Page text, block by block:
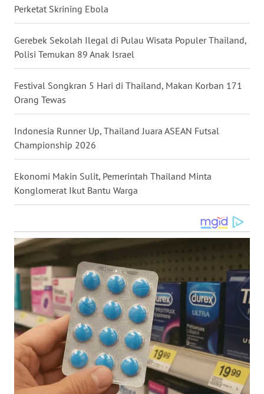
Perketat Skrining Ebola
Gerebek Sekolah Ilegal di Pulau Wisata Populer Thailand,
Polisi Temukan 89 Anak Israel
Festival Songkran 5 Hari di Thailand, Makan Korban 171
Orang Tewas
Indonesia Runner Up, Thailand Juara ASEAN Futsal
Championship 2026
Ekonomi Makin Sulit, Pemerintah Thailand Minta
Konglomerat Ikut Bantu Warga
WN
NUSANTARA
WN
JOGJA
WN
JATIM
WN
BALI
WN
WN
KALTENG
WN
KALTARA
WN
KALSEL
WN
KALTIM